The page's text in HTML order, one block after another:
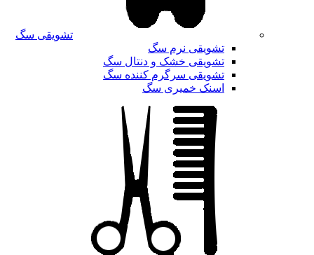
تشویقی سگ
تشویقی نرم سگ
تشویقی خشک و دنتال سگ
تشویقی سرگرم کننده سگ
اسنک خمیری سگ